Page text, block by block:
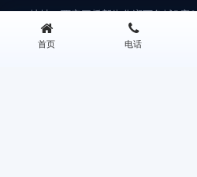
地址：西安三桥新街华润万象城B
西安旧房拆除|老房拆迁拆旧|砸墙
首页 电话